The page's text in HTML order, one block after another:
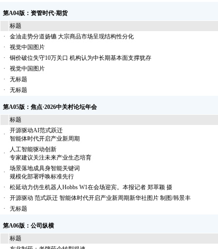
第A04版：资管时代·期货
标题
·
金油走势分道扬镳 大宗商品市场呈现结构性分化
·
视觉中国图片
·
铜价破位失守10万关口 机构认为中长期基本面支撑犹存
·
视觉中国图片
·
无标题
·
无标题
第A05版：焦点·2026中关村论坛年会
标题
·
开源驱动AI范式跃迁
智能体时代开启产业新周期
·
人工智能驱动创新
专家建议关注未来产业生态培育
·
场景落地成具身智能关键词
规模化部署呼唤标准先行
·
松延动力仿生机器人Hobbs W1在会场迎宾。本报记者 郑萃颖 摄
·
开源驱动 范式跃迁 智能体时代开启产业新周期新华社图片 制图/韩景丰
·
无标题
第A06版：公司纵横
标题